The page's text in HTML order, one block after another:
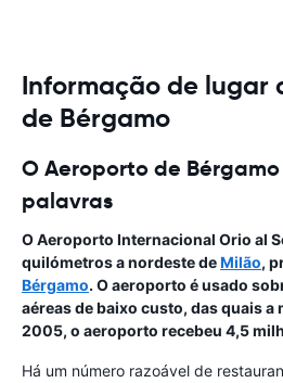
Informação de lugar
de Bérgamo
O Aeroporto de
palavras
O Aeroporto Internacional Orio al
quilómetros a nordeste deMilão,
Bérgamo. O aeroporto é usado
aéreas de baixo custo, das quais a
2005, o aeroporto recebeu 4,5
Há um número razoável de